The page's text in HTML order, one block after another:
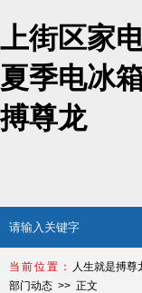
上街区家
夏季电冰
搏尊龙
人生就是搏尊
部门动态
正文